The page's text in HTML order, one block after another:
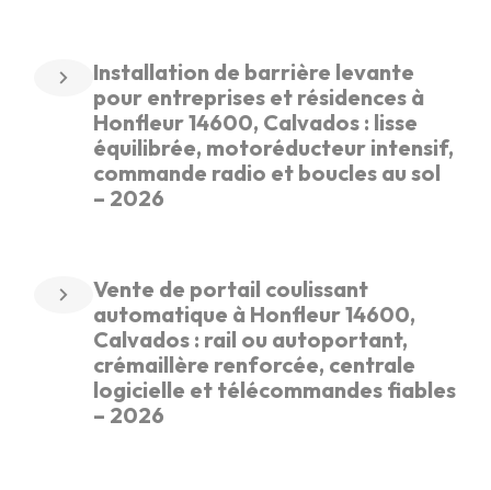
Installation de barrière levante
pour entreprises et résidences à
Honfleur 14600, Calvados : lisse
équilibrée, motoréducteur intensif,
commande radio et boucles au sol
– 2026
Vente de portail coulissant
automatique à Honfleur 14600,
Calvados : rail ou autoportant,
crémaillère renforcée, centrale
logicielle et télécommandes fiables
– 2026